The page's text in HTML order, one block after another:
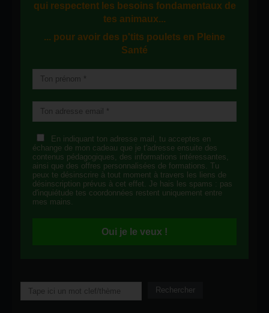
qui respectent les besoins fondamentaux de
tes animaux...
... pour avoir des p'tits poulets en Pleine
Santé
En indiquant ton adresse mail, tu acceptes en
échange de mon cadeau que je t'adresse ensuite des
contenus pédagogiques, des informations intéressantes,
ainsi que des offres personnalisées de formations. Tu
peux te désinscrire à tout moment à travers les liens de
désinscription prévus à cet effet. Je hais les spams : pas
d'inquiétude tes coordonnées restent uniquement entre
mes mains.
Oui je le veux !
Rechercher Rechercher